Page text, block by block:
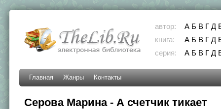
автор: А Б В Г Д
книга:
А Б В Г Д
серия:
А Б В Г Д
Главная Жанры Контакты
Серова Марина - А счетчик тикает